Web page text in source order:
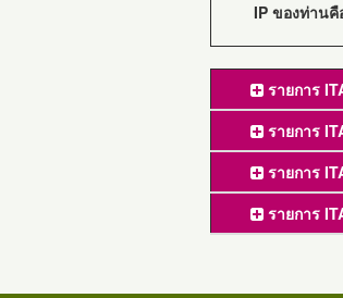
IP ของท่านคื
รายการ
รายการ
รายการ
รายการ